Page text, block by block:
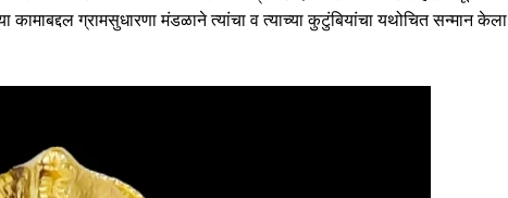
कामाबद्दल ग्रामसुधारणा मंडळाने त्यांचा व त्याच्या कुटुंबियांचा यथोचित सन्मान केला